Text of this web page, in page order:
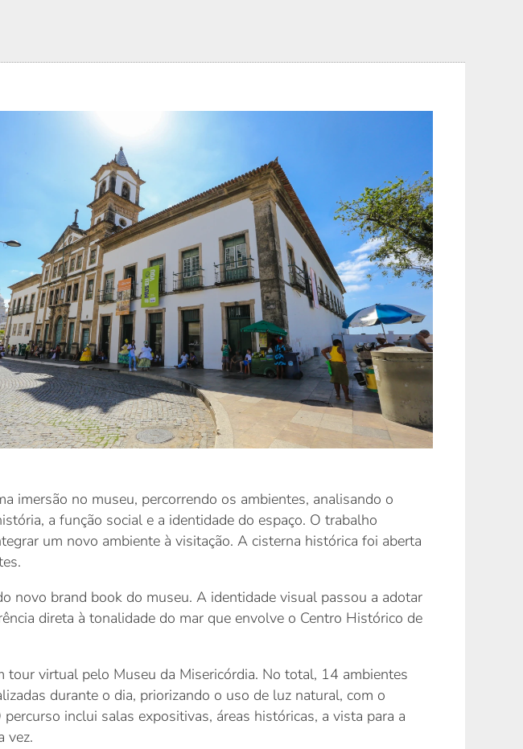
imersão no museu, percorrendo os ambientes, analisando o
a função social e a identidade do espaço. O trabalho
um novo ambiente à visitação. A cisterna histórica foi aberta
novo brand book do museu. A identidade visual passou a adotar
direta à tonalidade do mar que envolve o Centro Histórico de
tour virtual pelo Museu da Misericórdia. No total, 14 ambientes
durante o dia, priorizando o uso de luz natural, com o
inclui salas expositivas, áreas históricas, a vista para a
vez.